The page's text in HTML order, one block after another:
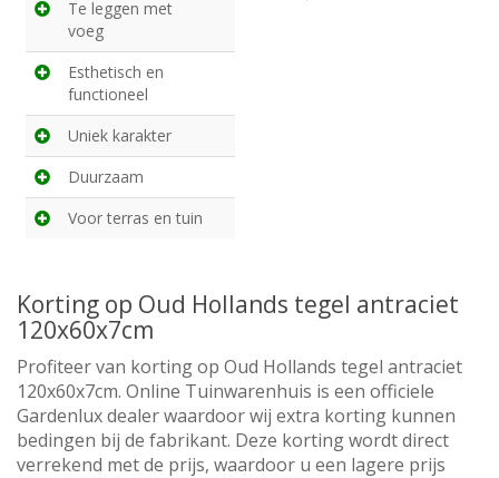
Te leggen met
voeg
Esthetisch en
functioneel
Uniek karakter
Duurzaam
Voor terras en tuin
Korting op Oud Hollands tegel antraciet
120x60x7cm
Profiteer van korting op Oud Hollands tegel antraciet
120x60x7cm. Online Tuinwarenhuis is een officiele
Gardenlux dealer waardoor wij extra korting kunnen
bedingen bij de fabrikant. Deze korting wordt direct
verrekend met de prijs, waardoor u een lagere prijs